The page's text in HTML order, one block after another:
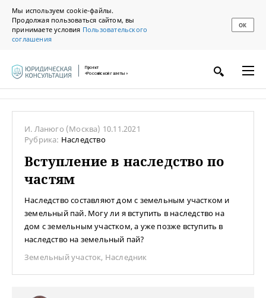
Мы используем cookie-файлы.
Продолжая пользоваться сайтом, вы
принимаете условия Пользовательского
соглашения
ОК
Проект
«Российской газеты»
И. Ланюго (Москва) 10.11.2021
Рубрика: Наследство
Вступление в наследство по
частям
Наследство составляют дом с земельным участком и
земельный пай. Могу ли я вступить в наследство на
дом с земельным участком, а уже позже вступить в
наследство на земельный пай?
Земельный участок, Наследник